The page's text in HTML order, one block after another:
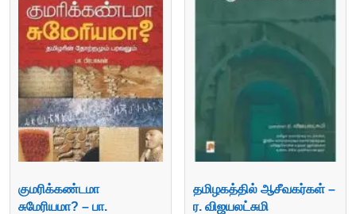
குமரிக்கண்டமா
சுமேரியமா? – பா.
தமிழகத்தில் ஆசீவகர்கள் –
ர. விஜயலட்சுமி